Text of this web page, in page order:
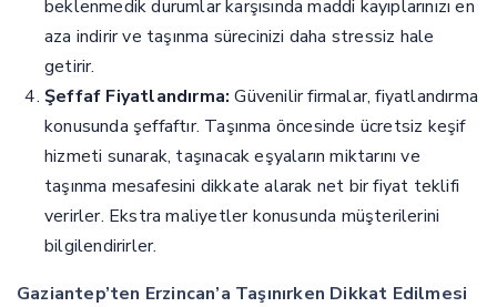
beklenmedik durumlar karşısında maddi kayıplarınızı en
aza indirir ve taşınma sürecinizi daha stressiz hale
getirir.
Şeffaf Fiyatlandırma: Güvenilir firmalar, fiyatlandırma
konusunda şeffaftır. Taşınma öncesinde ücretsiz keşif
hizmeti sunarak, taşınacak eşyaların miktarını ve
taşınma mesafesini dikkate alarak net bir fiyat teklifi
verirler. Ekstra maliyetler konusunda müşterilerini
bilgilendirirler.
Gaziantep’ten Erzincan’a Taşınırken Dikkat Edilmesi